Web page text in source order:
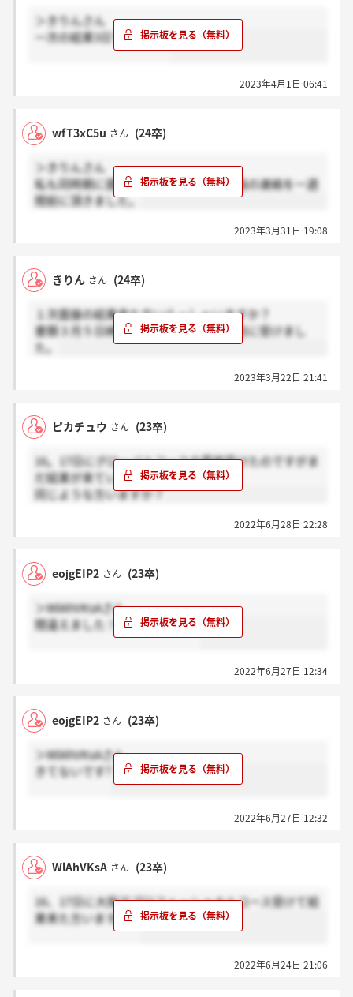
＞きりんさん
一次の結果3日できました
2023年4月1日 06:41
wfT3xC5u さん (24卒)
＞きりんさん
私も同時期に面接を受けましたが、通過の連絡を一週
間前に頂きました。
2023年3月31日 19:08
きりん さん (24卒)
１次面接の結果来た方いらっしゃいますか？
書類３月５日締切で面接は１週間ほど前に受けまし
た。
2023年3月22日 21:41
ピカチュウ さん (23卒)
16。17日にグローバルコースの最終受けたのですがま
だ結果が来ていません、、
同じような方いますか？
2022年6月28日 22:28
eojgEIP2 さん (23卒)
＞WlAhVKsAさん
間違えました！きてないです…
2022年6月27日 12:34
eojgEIP2 さん (23卒)
＞WlAhVKsAさん
きてないです?
2022年6月27日 12:32
WlAhVKsA さん (23卒)
16、17日に大阪でプロフェッショナルコース受けて結
果来た方いますか？
2022年6月24日 21:06